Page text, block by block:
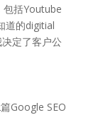
包括Youtube
道的digitial
定了客户公
Google SEO